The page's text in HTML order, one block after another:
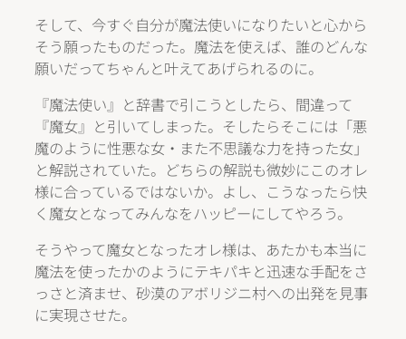
そして、今すぐ自分が魔法使いになりたいと心から
そう願ったものだった。魔法を使えば、誰のどんな
願いだってちゃんと叶えてあげられるのに。
『魔法使い』と辞書で引こうとしたら、間違って
『魔女』と引いてしまった。そしたらそこには「悪
魔のように性悪な女・また不思議な力を持った女」
と解説されていた。どちらの解説も微妙にこのオレ
様に合っているではないか。よし、こうなったら快
く魔女となってみんなをハッピーにしてやろう。
そうやって魔女となったオレ様は、あたかも本当に
魔法を使ったかのようにテキパキと迅速な手配をさ
っさと済ませ、砂漠のアボリジニ村への出発を見事
に実現させた。